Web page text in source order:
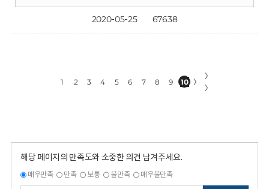
2020-05-25 67638
1 2 3 4 5 6 7 8 9 10 〉
〉
〉
해당 페이지의 만족도와 소중한 의견 남겨주세요.
매우만족 만족 보통 불만족 매우불만족